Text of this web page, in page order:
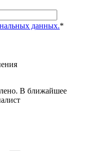
данных.*
В ближайшее